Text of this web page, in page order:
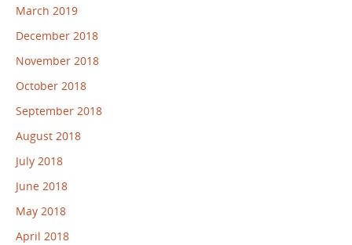
March 2019
December 2018
November 2018
October 2018
September 2018
August 2018
July 2018
June 2018
May 2018
April 2018